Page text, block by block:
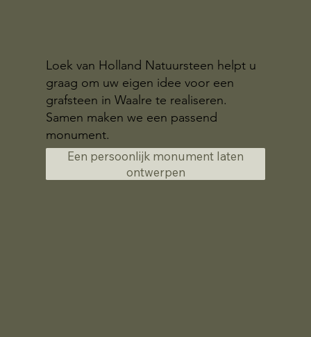
Loek van Holland Natuursteen helpt u
graag om uw eigen idee voor een
grafsteen in Waalre te realiseren.
Samen maken we een passend
monument.
Een persoonlijk monument laten
ontwerpen